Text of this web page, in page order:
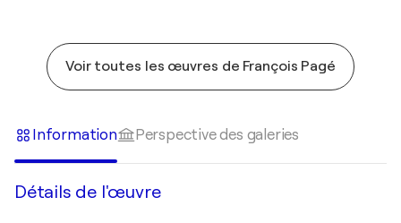
Voir toutes les œuvres de François Pagé
Information Perspective des galeries
Détails de l'œuvre